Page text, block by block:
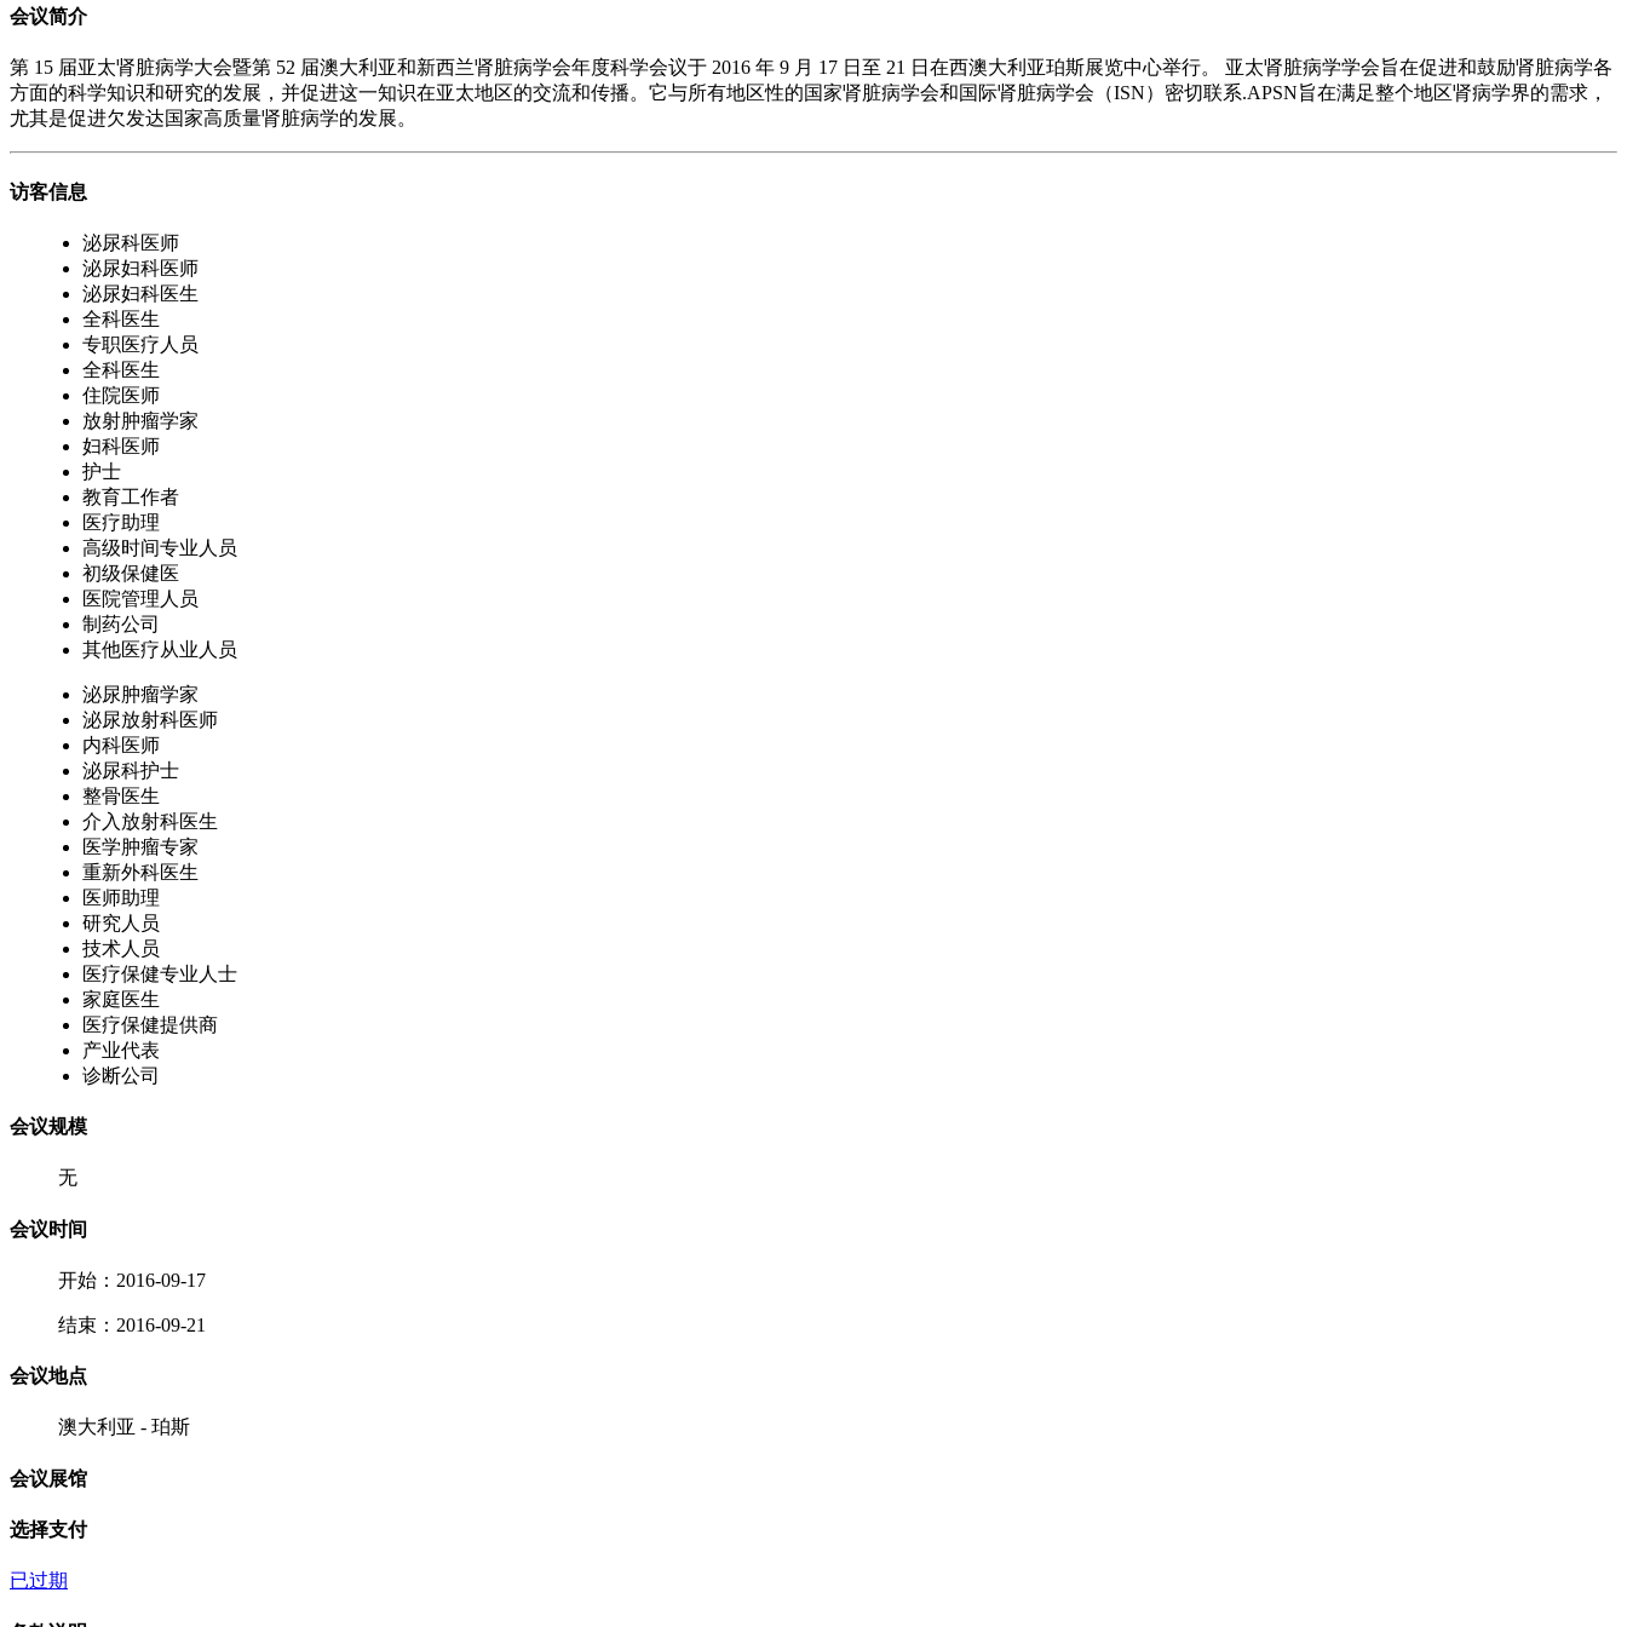
会议简介
第 15 届亚太肾脏病学大会暨第 52 届澳大利亚和新西兰肾脏病学会年度科学会议于 2016 年 9 月 17 日至 21 日在西澳大利亚珀斯展览中心举行。 亚太肾脏病学学会旨在促进和鼓励肾脏病学各
方面的科学知识和研究的发展，并促进这一知识在亚太地区的交流和传播。它与所有地区性的国家肾脏病学会和国际肾脏病学会（ISN）密切联系.APSN旨在满足整个地区肾病学界的需求，
尤其是促进欠发达国家高质量肾脏病学的发展。
访客信息
泌尿科医师
泌尿妇科医师
泌尿妇科医生
全科医生
专职医疗人员
全科医生
住院医师
放射肿瘤学家
妇科医师
护士
教育工作者
医疗助理
高级时间专业人员
初级保健医
医院管理人员
制药公司
其他医疗从业人员
泌尿肿瘤学家
泌尿放射科医师
内科医师
泌尿科护士
整骨医生
介入放射科医生
医学肿瘤专家
重新外科医生
医师助理
研究人员
技术人员
医疗保健专业人士
家庭医生
医疗保健提供商
产业代表
诊断公司
会议规模
无
会议时间
开始：2016-09-17
结束：2016-09-21
会议地点
澳大利亚 - 珀斯
会议展馆
选择支付
已过期